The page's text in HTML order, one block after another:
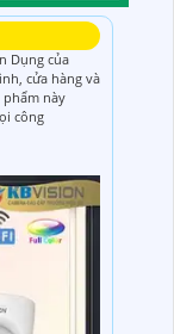
Dụng của
cửa hàng và
phẩm này
công